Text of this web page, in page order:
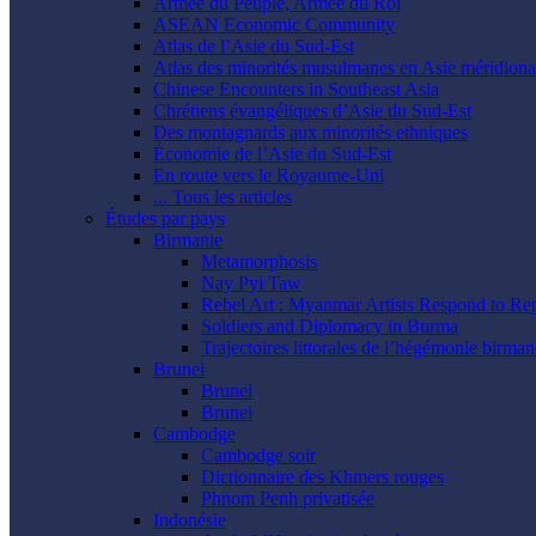
ASEAN Economic Community
Atlas de l’Asie du Sud-Est
Atlas des minorités musulmanes en Asie
Chinese Encounters in Southeast Asia
Chrétiens évangéliques d’Asie du Sud-Est
Des montagnards aux minorités ethniques
Économie de l’Asie du Sud-Est
En route vers le Royaume-Uni
... Tous les articles
Études par pays
Birmanie
Metamorphosis
Nay Pyi Taw
Rebel Art : Myanmar Artists Respond to
Soldiers and Diplomacy in Burma
Trajectoires littorales de l’hégémonie
Brunei
Brunei
Brunei
Cambodge
Cambodge soir
Dictionnaire des Khmers rouges
Phnom Penh privatisée
Indonésie